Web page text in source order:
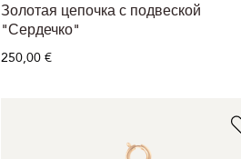
Золотая цепочка с подвеской
"Сердечко"
250,00 €